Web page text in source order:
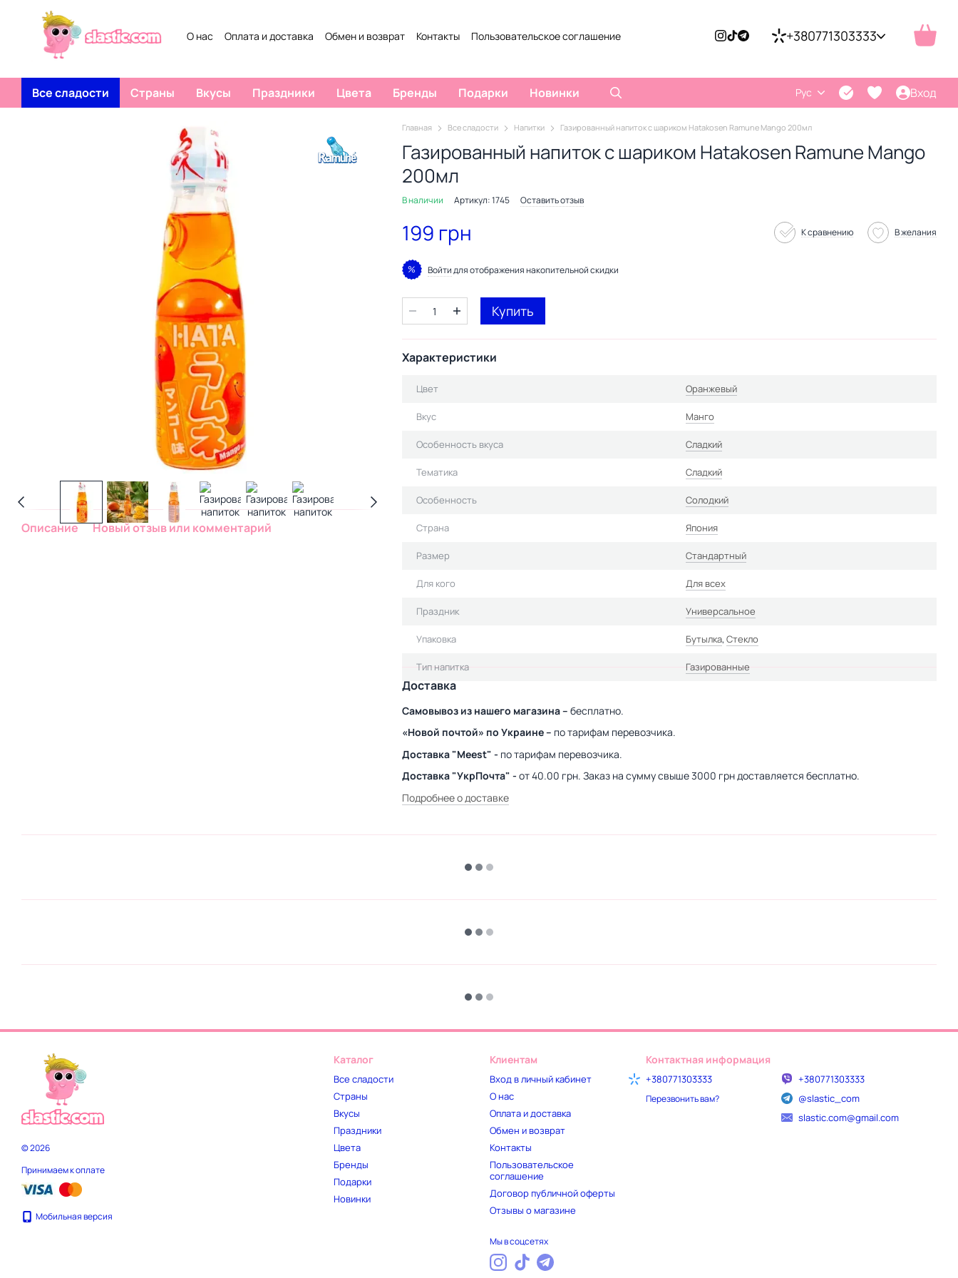
Перейти к основному контенту
О нас
Оплата и доставка Обмен и возврат Контакты
Пользовательское соглашение
+380771303333
Все сладости Страны Вкусы Праздники Цвета Бренды Подарки Новинки Рус Вход
Описание Новый отзыв или комментарий
Главная Все сладости Напитки Газированный напиток с шариком Hatakosen Ramune Mango 200мл
Газированный напиток с шариком Hatakosen Ramune Mango
200мл
В наличии Артикул: 1745 Оставить отзыв
199 грн К сравнению В желания
% Войтидля отображения накопительной скидки
Купить
Характеристики
Цвет Оранжевый
Вкус Манго
Особенность вкуса Сладкий
Тематика Сладкий
Особенность Солодкий
Страна Япония
Размер Стандартный
Для кого Для всех
Праздник Универсальное
Упаковка Бутылка, Стекло
Тип напитка Газированные
Доставка
Самовывоз из нашего магазина – бесплатно.
«Новой почтой» по Украине – по тарифам перевозчика.
Доставка "Meest" - по тарифам перевозчика.
Доставка "УкрПочта" - от 40.00 грн. Заказ на сумму свыше 3000 грн доставляется бесплатно.
Подробнее о доставке
© 2026
Принимаем к оплате
Мобильная версия
Каталог
Все сладости
Страны
Вкусы
Праздники
Цвета
Бренды
Подарки
Новинки
Клиентам
Вход в личный кабинет
О нас
Оплата и доставка
Обмен и возврат
Контакты
Пользовательское
соглашение
Договор публичной оферты
Отзывы о магазине
Мы в соцсетях
Контактная информация
+380771303333
Перезвонить вам?
+380771303333
@slastic_com
slastic.com@gmail.com